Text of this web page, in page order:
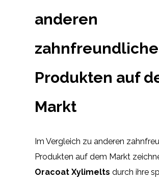
anderen
Produkten auf
Markt
Im Vergleich zu anderen
Produkten auf dem Markt
Oracoat Xylimelts durch ihre